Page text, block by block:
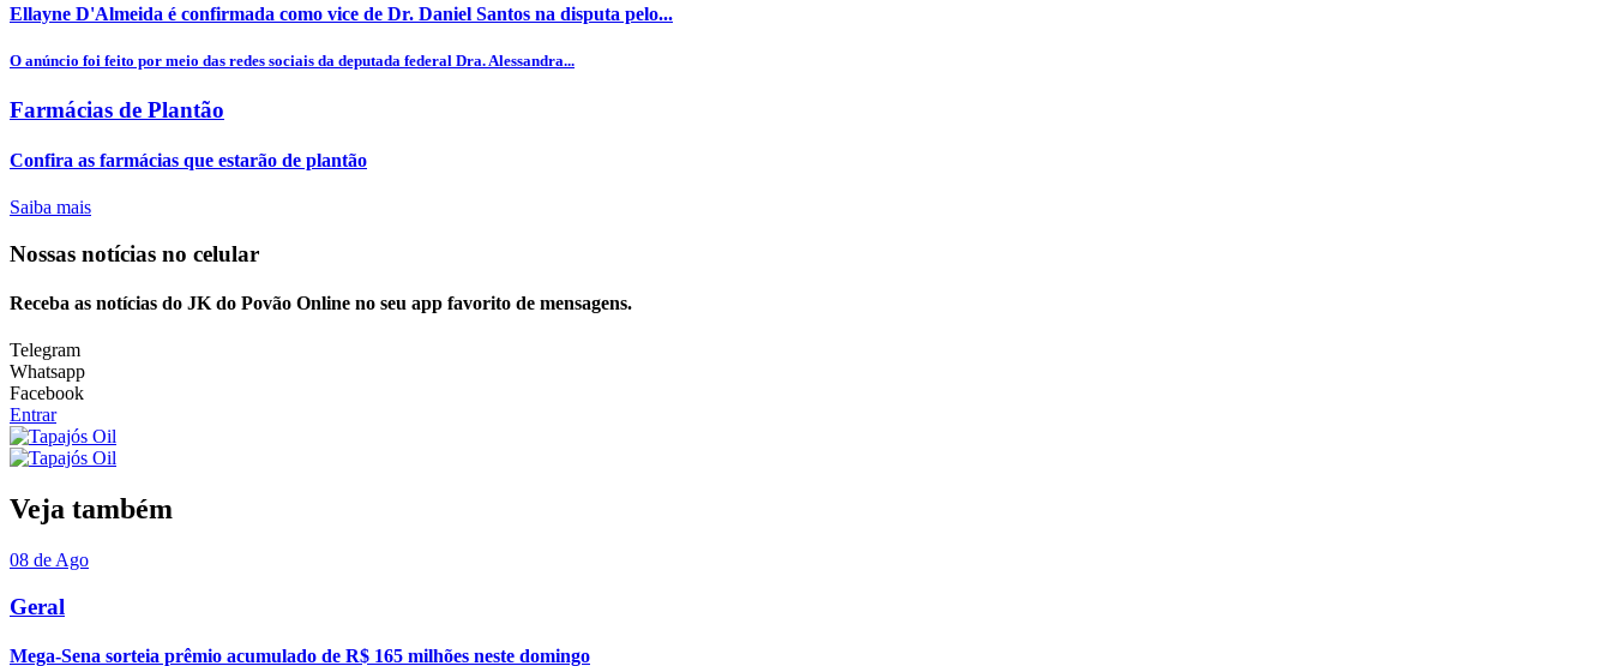
Ellayne D'Almeida é confirmada como vice de Dr. Daniel Santos na disputa pelo...
O anúncio foi feito por meio das redes sociais da deputada federal Dra. Alessandra...
Farmácias de Plantão
Confira as farmácias que estarão de plantão
Saiba mais
Nossas notícias no celular
Receba as notícias do JK do Povão Online no seu app favorito de mensagens.
Telegram
Whatsapp
Facebook
Entrar
Veja também
08 de Ago
Geral
Mega-Sena sorteia prêmio acumulado de R$ 165 milhões neste domingo